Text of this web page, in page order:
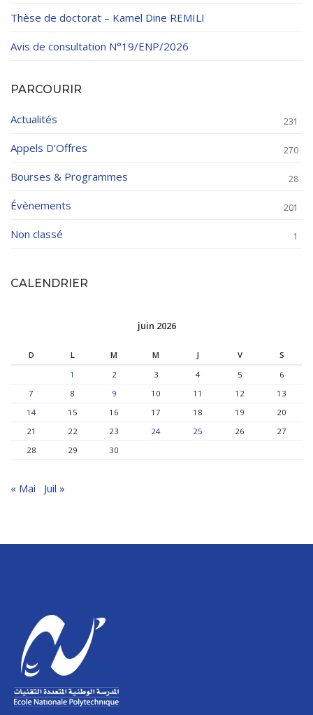
Thèse de doctorat – Kamel Dine REMILI
Avis de consultation N°19/ENP/2026
PARCOURIR
Actualités 231
Appels D'Offres 270
Bourses & Programmes 28
Évènements 201
Non classé 1
CALENDRIER
juin 2026
D L M M J V
S
1
2 3 4 5
6
7
8 9 10 11 12
13
14
15 16 17 18 19
20
21
22 23 24 25 26
27
28
29 30
« Mai Juil »